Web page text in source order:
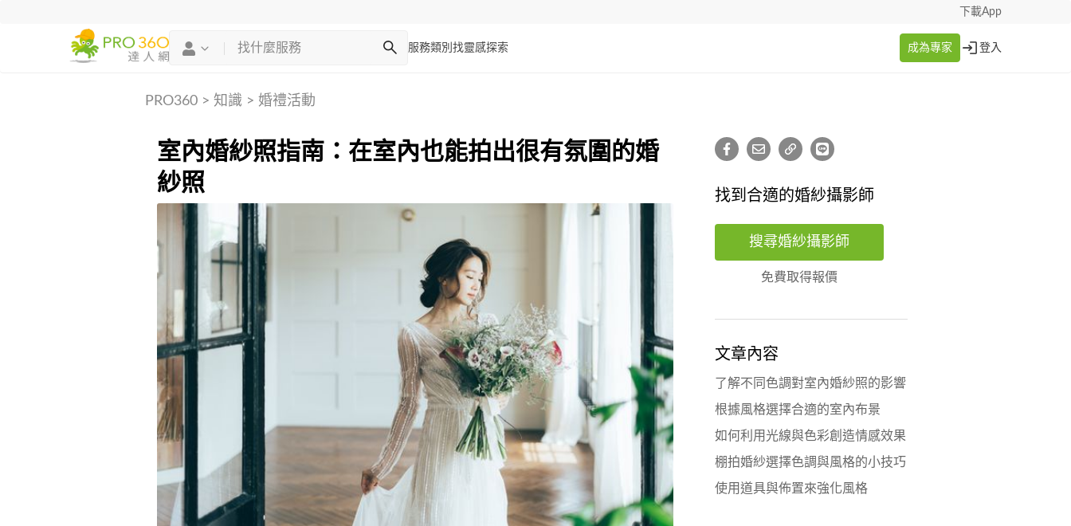
下載App
服務類別 找靈感探索 成為專家 登入
PRO360> 知識 > 婚禮活動
室內婚紗照指南：在室內也能拍出很有氛圍的婚
紗照
找到合適的婚紗攝影師
搜尋婚紗攝影師
免費取得報價
文章內容
了解不同色調對室內婚紗照的影響
根據風格選擇合適的室內布景
如何利用光線與色彩創造情感效果
棚拍婚紗選擇色調與風格的小技巧
使用道具與佈置來強化風格